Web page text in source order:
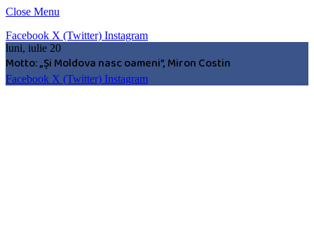
Close Menu
Facebook X (Twitter) Instagram
luni, iulie 20
Motto: „Şi Moldova nasc oameni”, Miron Costin
Facebook X (Twitter) Instagram